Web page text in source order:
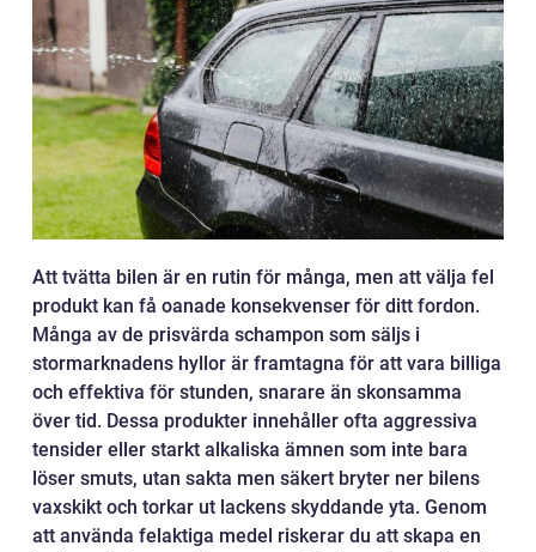
Att tvätta bilen är en rutin för många, men att välja fel
produkt kan få oanade konsekvenser för ditt fordon.
Många av de prisvärda schampon som säljs i
stormarknadens hyllor är framtagna för att vara billiga
och effektiva för stunden, snarare än skonsamma
över tid. Dessa produkter innehåller ofta aggressiva
tensider eller starkt alkaliska ämnen som inte bara
löser smuts, utan sakta men säkert bryter ner bilens
vaxskikt och torkar ut lackens skyddande yta. Genom
att använda felaktiga medel riskerar du att skapa en